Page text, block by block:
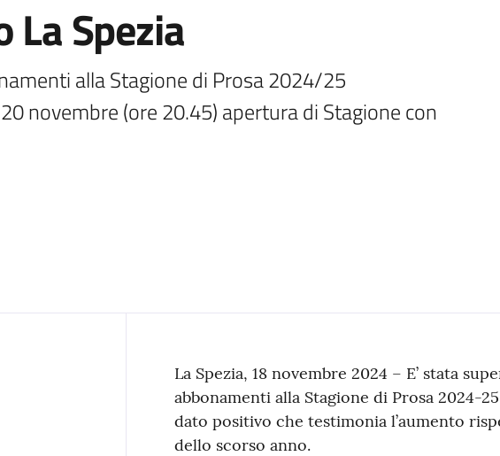
La Spezia
alla Stagione di Prosa 2024/25
novembre (ore 20.45) apertura di Stagione con
Contenuto
La Spezia, 18 novembre 2024 – E’ stata
abbonamenti alla Stagione di Prosa 2024-
dato positivo che testimonia l’aumento
dello scorso anno.